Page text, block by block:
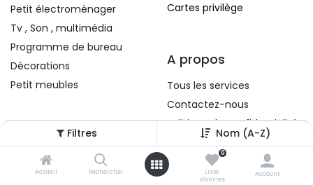
Filtres Nom (A-Z)
Accueil Rechercher
0
Liste
d'envies
Account
Petit électroménager
Tv , Son , multimédia
Programme de bureau
Décorations
Petit meubles
Cartes privilège
A propos
Tous les services
Contactez-nous
Politique de confidentialité
Conditions d'utilisation